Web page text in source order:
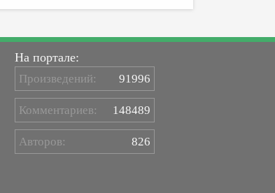
На портале:
Произведений: 91996
Комментариев: 148489
Авторов: 826